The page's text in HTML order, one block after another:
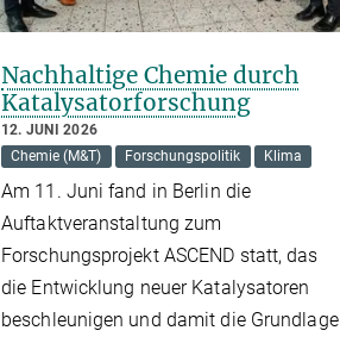
Nachhaltige Chemie durch
Katalysatorforschung
12. JUNI 2026
Chemie (M&T)
Forschungspolitik Klima
Am 11. Juni fand in Berlin die
Auftaktveranstaltung zum
Forschungsprojekt ASCEND statt, das
die Entwicklung neuer Katalysatoren
beschleunigen und damit die Grundlage